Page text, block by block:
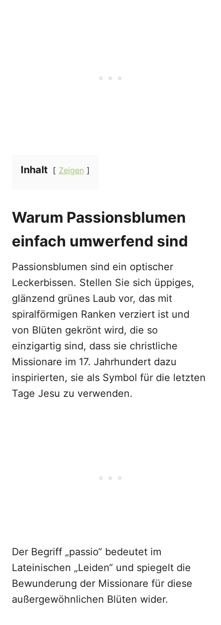
Inhalt Zeigen
Warum Passionsblumen
einfach umwerfend sind
Passionsblumen sind ein optischer
Leckerbissen. Stellen Sie sich üppiges,
glänzend grünes Laub vor, das mit
spiralförmigen Ranken verziert ist und
von Blüten gekrönt wird, die so
einzigartig sind, dass sie christliche
Missionare im 17. Jahrhundert dazu
inspirierten, sie als Symbol für die letzten
Tage Jesu zu verwenden.
Der Begriff „passio“ bedeutet im
Lateinischen „Leiden“ und spiegelt die
Bewunderung der Missionare für diese
außergewöhnlichen Blüten wider.